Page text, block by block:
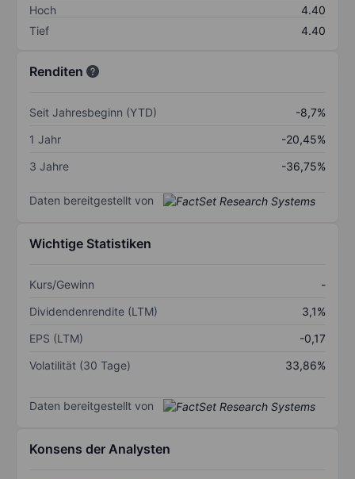
Hoch
4.40
Tief
4.40
Renditen
Seit Jahresbeginn (YTD)
-8,7%
1 Jahr
-20,45%
3 Jahre
-36,75%
Daten bereitgestellt von
Wichtige Statistiken
Kurs/Gewinn
-
Dividendenrendite (LTM)
3,1%
EPS (LTM)
-0,17
Volatilität (30 Tage)
33,86%
Daten bereitgestellt von
Konsens der Analysten